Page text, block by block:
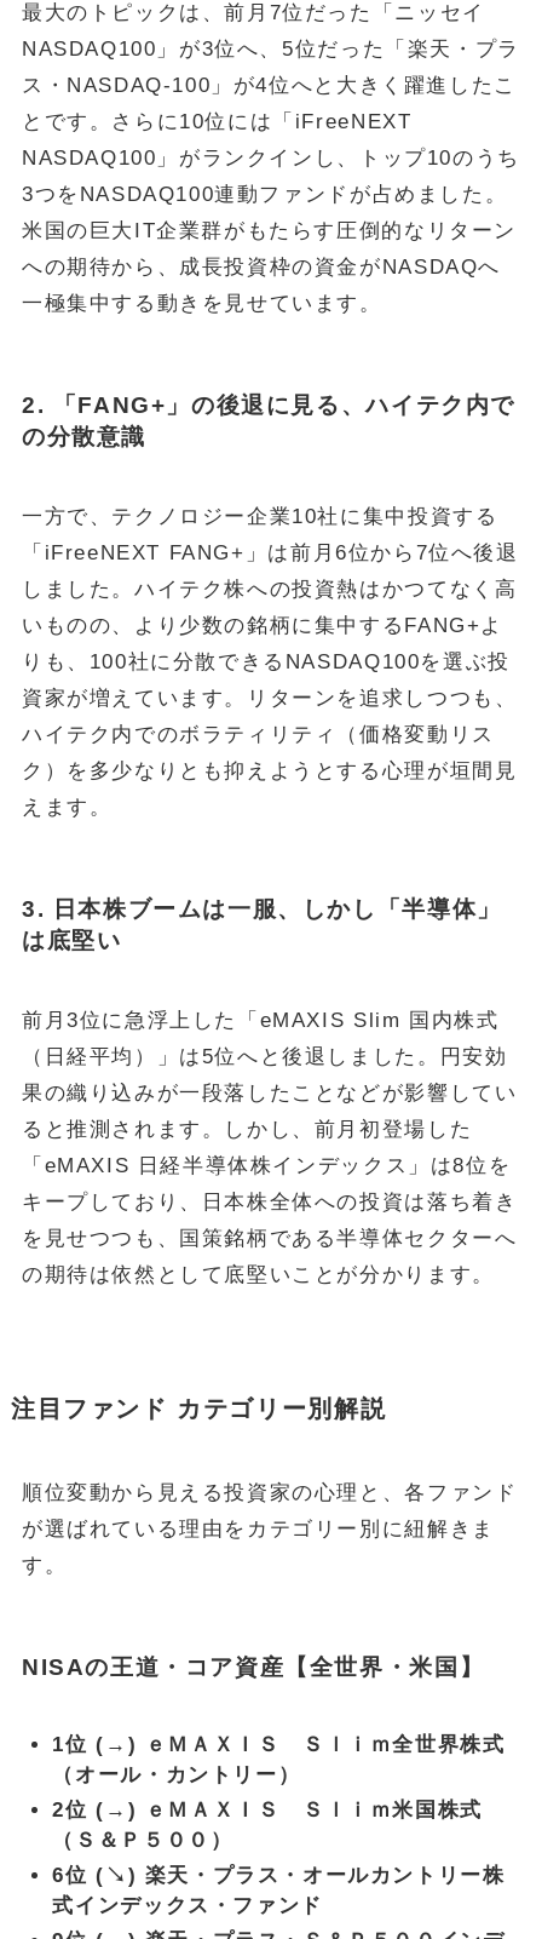
最大のトピックは、前月7位だった「ニッセイ
NASDAQ100」が3位へ、5位だった「楽天・プラ
ス・NASDAQ-100」が4位へと大きく躍進したこ
とです。さらに10位には「iFreeNEXT
NASDAQ100」がランクインし、トップ10のうち
3つをNASDAQ100連動ファンドが占めました。
米国の巨大IT企業群がもたらす圧倒的なリターン
への期待から、成長投資枠の資金がNASDAQへ
一極集中する動きを見せています。
2. 「FANG+」の後退に見る、ハイテク内で
の分散意識
一方で、テクノロジー企業10社に集中投資する
「iFreeNEXT FANG+」は前月6位から7位へ後退
しました。ハイテク株への投資熱はかつてなく高
いものの、より少数の銘柄に集中するFANG+よ
りも、100社に分散できるNASDAQ100を選ぶ投
資家が増えています。リターンを追求しつつも、
ハイテク内でのボラティリティ（価格変動リス
ク）を多少なりとも抑えようとする心理が垣間見
えます。
3. 日本株ブームは一服、しかし「半導体」
は底堅い
前月3位に急浮上した「eMAXIS Slim 国内株式
（日経平均）」は5位へと後退しました。円安効
果の織り込みが一段落したことなどが影響してい
ると推測されます。しかし、前月初登場した
「eMAXIS 日経半導体株インデックス」は8位を
キープしており、日本株全体への投資は落ち着き
を見せつつも、国策銘柄である半導体セクターへ
の期待は依然として底堅いことが分かります。
注目ファンド カテゴリー別解説
順位変動から見える投資家の心理と、各ファンド
が選ばれている理由をカテゴリー別に紐解きま
す。
NISAの王道・コア資産【全世界・米国】
1位 (→) ｅＭＡＸＩＳ Ｓｌｉｍ全世界株式
（オール・カントリー）
2位 (→) ｅＭＡＸＩＳ Ｓｌｉｍ米国株式
（Ｓ＆Ｐ５００）
6位 (↘) 楽天・プラス・オールカントリー株
式インデックス・ファンド